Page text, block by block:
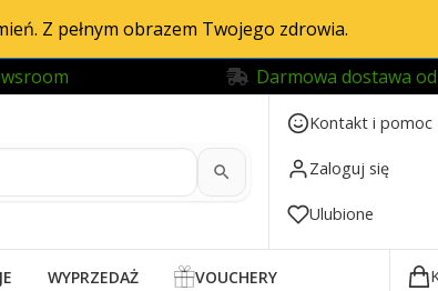
Z pełnym obrazem Twojego zdrowia.
Darmowa dostawa
Kontakt i pomoc
Zaloguj się
Ulubione
WYPRZEDAŻ VOUCHERY